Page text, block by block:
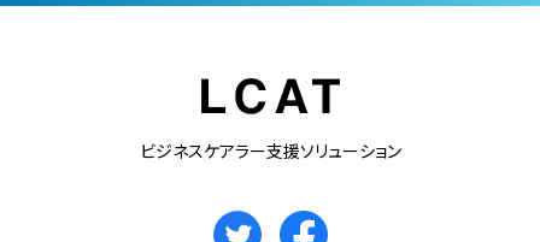
ビジネスケアラー支援ソリューション